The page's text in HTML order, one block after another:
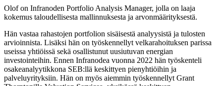
Olof on Infranoden Portfolio Analysis Manager, jolla on laaja
kokemus taloudellisesta mallinnuksesta ja arvonmäärityksestä.
Hän vastaa rahastojen portfolion sisäisestä analyysistä ja tulosten
arvioinnista. Lisäksi hän on työskennellyt velkarahoituksen parissa
useissa yhtiöissä sekä osallistunut uusiutuvan energian
investointeihin. Ennen Infranodea vuonna 2022 hän työskenteli
osakeanalyytikkona SEB:llä keskittyen pienyhtiöihin ja
palveluyrityksiin. Hän on myös aiemmin työskennellyt Grant